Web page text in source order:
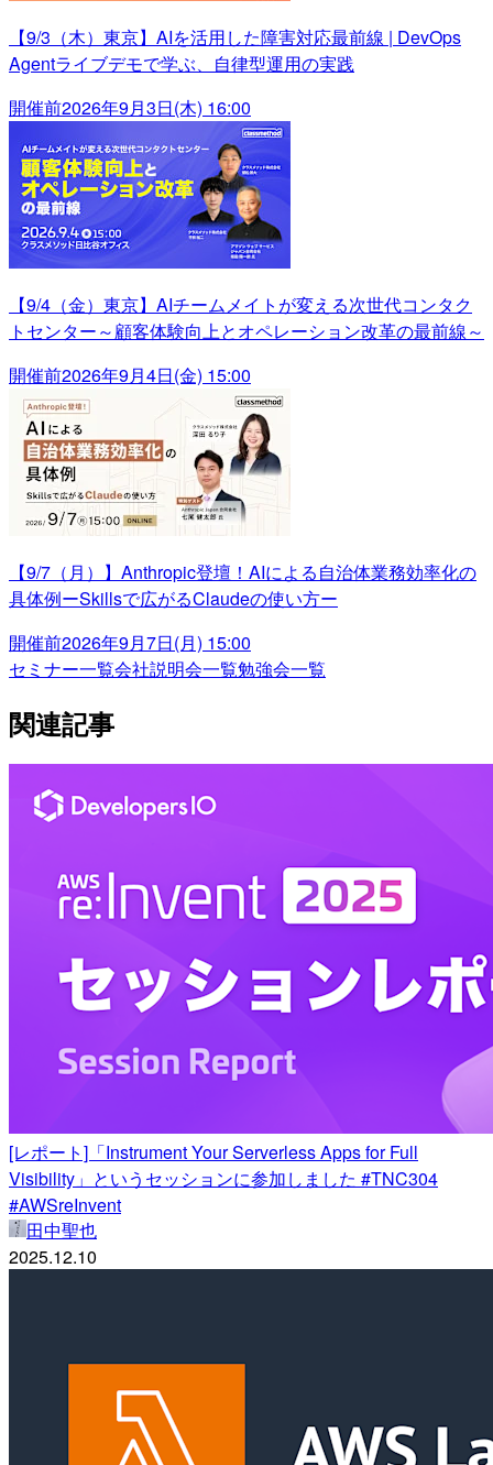
【9/3（木）東京】AIを活用した障害対応最前線 | DevOps
Agentライブデモで学ぶ、自律型運用の実践
開催前2026年9月3日(木) 16:00
【9/4（金）東京】AIチームメイトが変える次世代コンタク
トセンター～顧客体験向上とオペレーション改革の最前線～
開催前2026年9月4日(金) 15:00
【9/7（月）】Anthropic登壇！AIによる自治体業務効率化の
具体例ーSkillsで広がるClaudeの使い方ー
開催前2026年9月7日(月) 15:00
セミナー一覧会社説明会一覧勉強会一覧
関連記事
[レポート]「Instrument Your Serverless Apps for Full
Visibility」というセッションに参加しました #TNC304
#AWSreInvent
田中聖也
2025.12.10